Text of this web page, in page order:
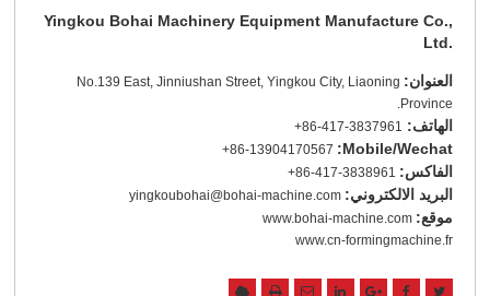
Yingkou Bohai Machinery Equipment Manufacture Co.,
Ltd.
العنوان: No.139 East, Jinniushan Street, Yingkou City, Liaoning
Province.
الهاتف: +86-417-3837961
Mobile/Wechat:
+86-13904170567
الفاكس: +86-417-3838961
البريد الالكتروني: yingkoubohai@bohai-machine.com
موقع: www.bohai-machine.com
www.cn-formingmachine.fr